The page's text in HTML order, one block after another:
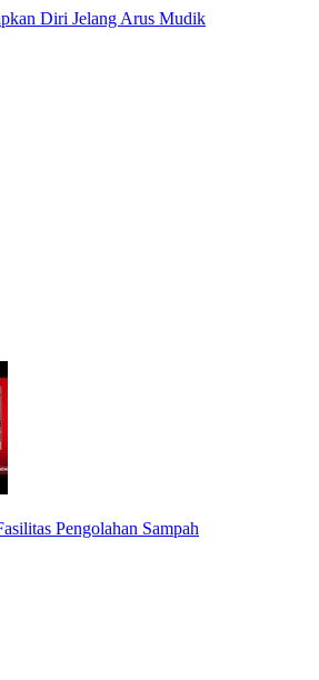
Diri Jelang Arus Mudik
Pengolahan Sampah